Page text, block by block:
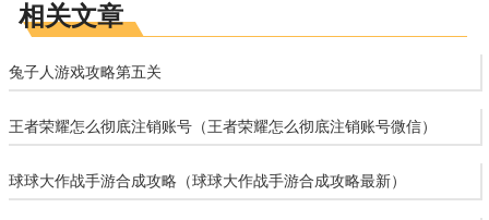
相关文章
兔子人游戏攻略第五关
王者荣耀怎么彻底注销账号（王者荣耀怎么彻底注销账号微信）
球球大作战手游合成攻略（球球大作战手游合成攻略最新）